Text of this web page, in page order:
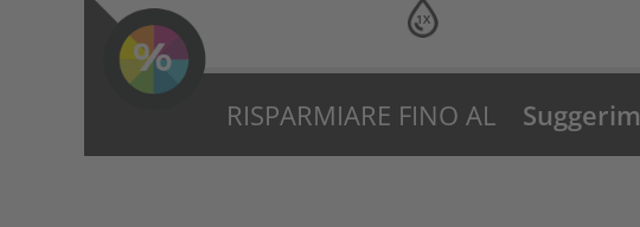
1X
RISPARMIARE FINO AL